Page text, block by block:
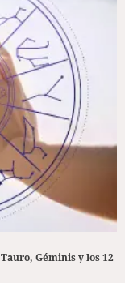
Géminis y los 12